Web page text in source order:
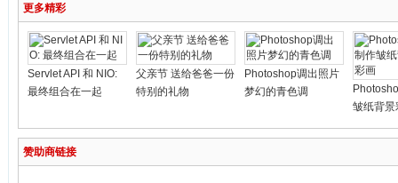
更多精彩
Servlet API 和 NIO:
最终组合在一起
父亲节 送给爸爸一份
特别的礼物
Photoshop调出照片
梦幻的青色调
皱纸背景
赞助商链接